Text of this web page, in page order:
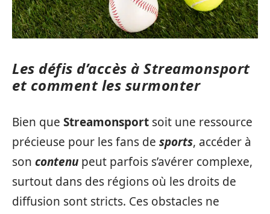
Les défis d’accès à Streamonsport
et comment les surmonter
Bien que Streamonsport soit une ressource
précieuse pour les fans de sports, accéder à
son contenu peut parfois s’avérer complexe,
surtout dans des régions où les droits de
diffusion sont stricts. Ces obstacles ne